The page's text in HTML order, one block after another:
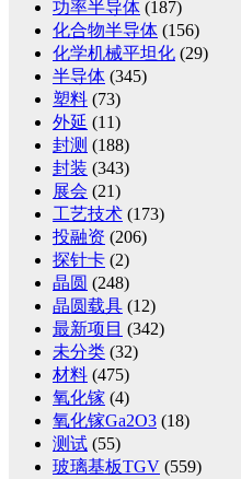
功率半导体 (187)
化合物半导体 (156)
化学机械平坦化 (29)
半导体 (345)
塑料 (73)
外延 (11)
封测 (188)
封装 (343)
展会 (21)
工艺技术 (173)
投融资 (206)
探针卡 (2)
晶圆 (248)
晶圆载具 (12)
最新项目 (342)
未分类 (32)
材料 (475)
氧化镓 (4)
氧化镓Ga2O3 (18)
测试 (55)
玻璃基板TGV (559)